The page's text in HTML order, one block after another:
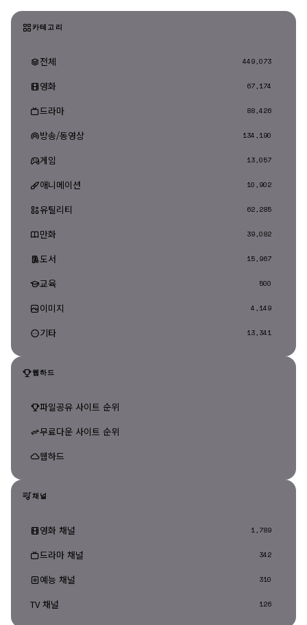
카테고리
전체 449,073
영화 67,174
드라마 88,426
방송/동영상 134,190
게임 13,057
애니메이션 10,902
유틸리티 62,285
만화 39,082
도서 15,967
교육 500
이미지 4,149
기타 13,341
웹하드
파일공유 사이트 순위
무료다운 사이트 순위
웹하드
채널
영화 채널 1,789
드라마 채널 342
예능 채널 310
TV 채널 126